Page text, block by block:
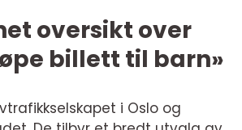
oversikt over
billett til barn»
i Oslo og